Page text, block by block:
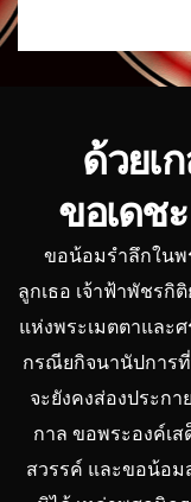
ด้วยเ
ขอเดช
ขอน้อมรำลึกในพ
ลูกเธอ เจ้าฟ้าพัชรกิ
แห่งพระเมตตาและ
กรณียกิจนานัปการ
จะยังคงส่องประก
กาล ขอพระองค์เ
สวรรค์ และขอน้อ